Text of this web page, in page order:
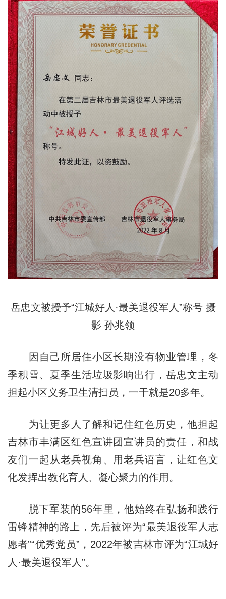
岳忠文被授予“江城好人·最美退役军人”称号 摄
影 孙兆领
因自己所居住小区长期没有物业管理，冬
季积雪、夏季生活垃圾影响出行，岳忠文主动
担起小区义务卫生清扫员，一干就是20多年。
为让更多人了解和记住红色历史，他担起
吉林市丰满区红色宣讲团宣讲员的责任，和战
友们一起从老兵视角、用老兵语言，让红色文
化发挥出教化育人、凝心聚力的作用。
脱下军装的56年里，他始终在弘扬和践行
雷锋精神的路上，先后被评为“最美退役军人志
愿者”“优秀党员”，2022年被吉林市评为“江城好
人·最美退役军人”。